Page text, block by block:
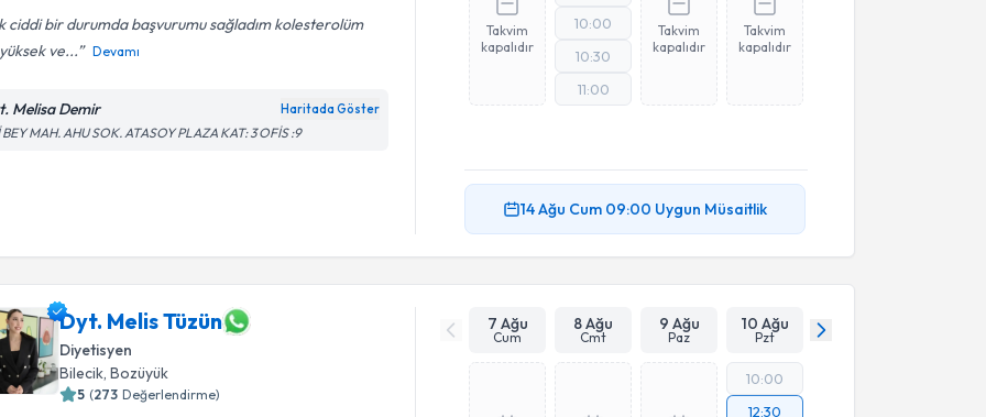
ciddi bir durumda başvurumu sağladım kolesterolüm
ve...
Devamı
Melisa Demir Haritada Göster
BEY MAH. AHU SOK. ATASOY PLAZA KAT: 3 OFİS :9
Takvim
kapalıdır
10:00
10:30
11:00
Takvim
kapalıdır
Takvim
kapalıdır
14 Ağu Cum 09:00 Uygun Müsaitlik
Dyt. Melis Tüzün
Diyetisyen
Bilecik , Bozüyük
5 (273 Değerlendirme)
7 Ağu
Cum
8 Ağu
Cmt
9 Ağu
Paz
10 Ağu
Pzt
10:00
12:30